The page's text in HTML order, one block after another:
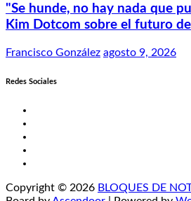
"Se hunde, no hay nada que
Kim Dotcom sobre el futuro
Francisco González agosto 9, 2026
Redes Sociales
Copyright © 2026 BLOQUES DE